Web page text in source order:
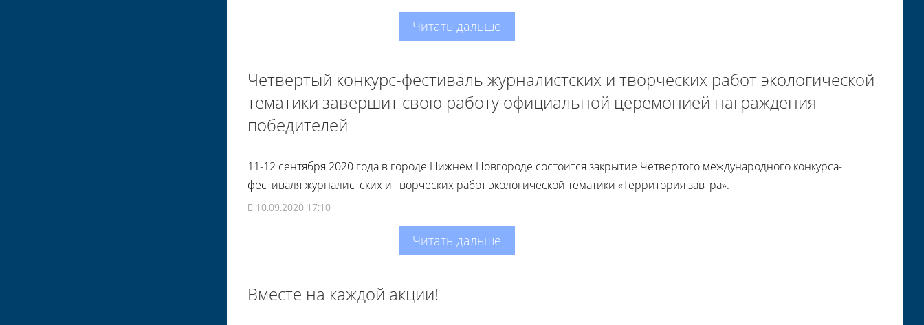
Читать дальше
Четвертый конкурс-фестиваль журналистских и творческих работ экологической
тематики завершит свою работу официальной церемонией награждения
победителей
11-12 сентября 2020 года в городе Нижнем Новгороде состоится закрытие Четвертого международного конкурса-
фестиваля журналистских и творческих работ экологической тематики «Территория завтра».
10.09.2020 17:10
Читать дальше
Вместе на каждой акции!